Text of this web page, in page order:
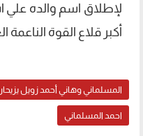
لإطلاق اسم والده علي
أكبر قلاع القوة الناعمة
المسلماني وهاني أحمد زويل
احمد المسلماني